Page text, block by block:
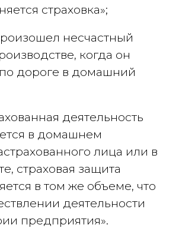
страховка»;
несчастный
когда он
дороге в домашний
деятельность
в домашнем
лица или в
страховая защита
в том же объеме, что
деятельности
предприятия».